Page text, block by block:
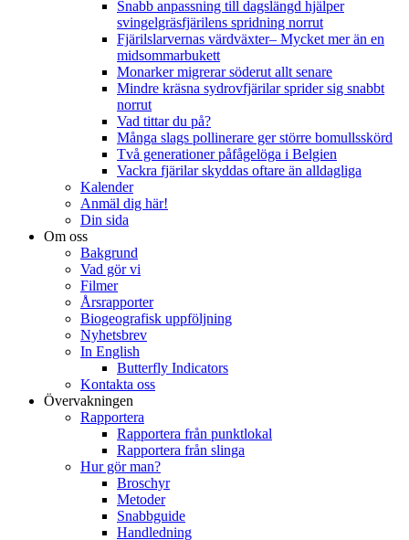
Snabb anpassning till dagslängd hjälper
svingelgräsfjärilens spridning norrut
Fjärilslarvernas värdväxter– Mycket mer än en
midsommarbukett
Monarker migrerar söderut allt senare
Mindre kräsna sydrovfjärilar sprider sig snabbt
norrut
Vad tittar du på?
Många slags pollinerare ger större bomullsskörd
Två generationer påfågelöga i Belgien
Vackra fjärilar skyddas oftare än alldagliga
Kalender
Anmäl dig här!
Din sida
Om oss
Bakgrund
Vad gör vi
Filmer
Årsrapporter
Biogeografisk uppföljning
Nyhetsbrev
In English
Butterfly Indicators
Kontakta oss
Övervakningen
Rapportera
Rapportera från punktlokal
Rapportera från slinga
Hur gör man?
Broschyr
Metoder
Snabbguide
Handledning